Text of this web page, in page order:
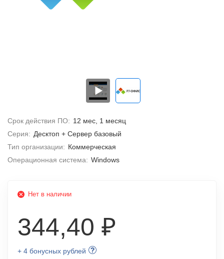
Срок действия ПО: 12 мес, 1 месяц
Серия: Десктоп + Сервер базовый
Тип организации: Коммерческая
Операционная система: Windows
Нет в наличии
344,40 ₽
+ 4 бонусных рублей